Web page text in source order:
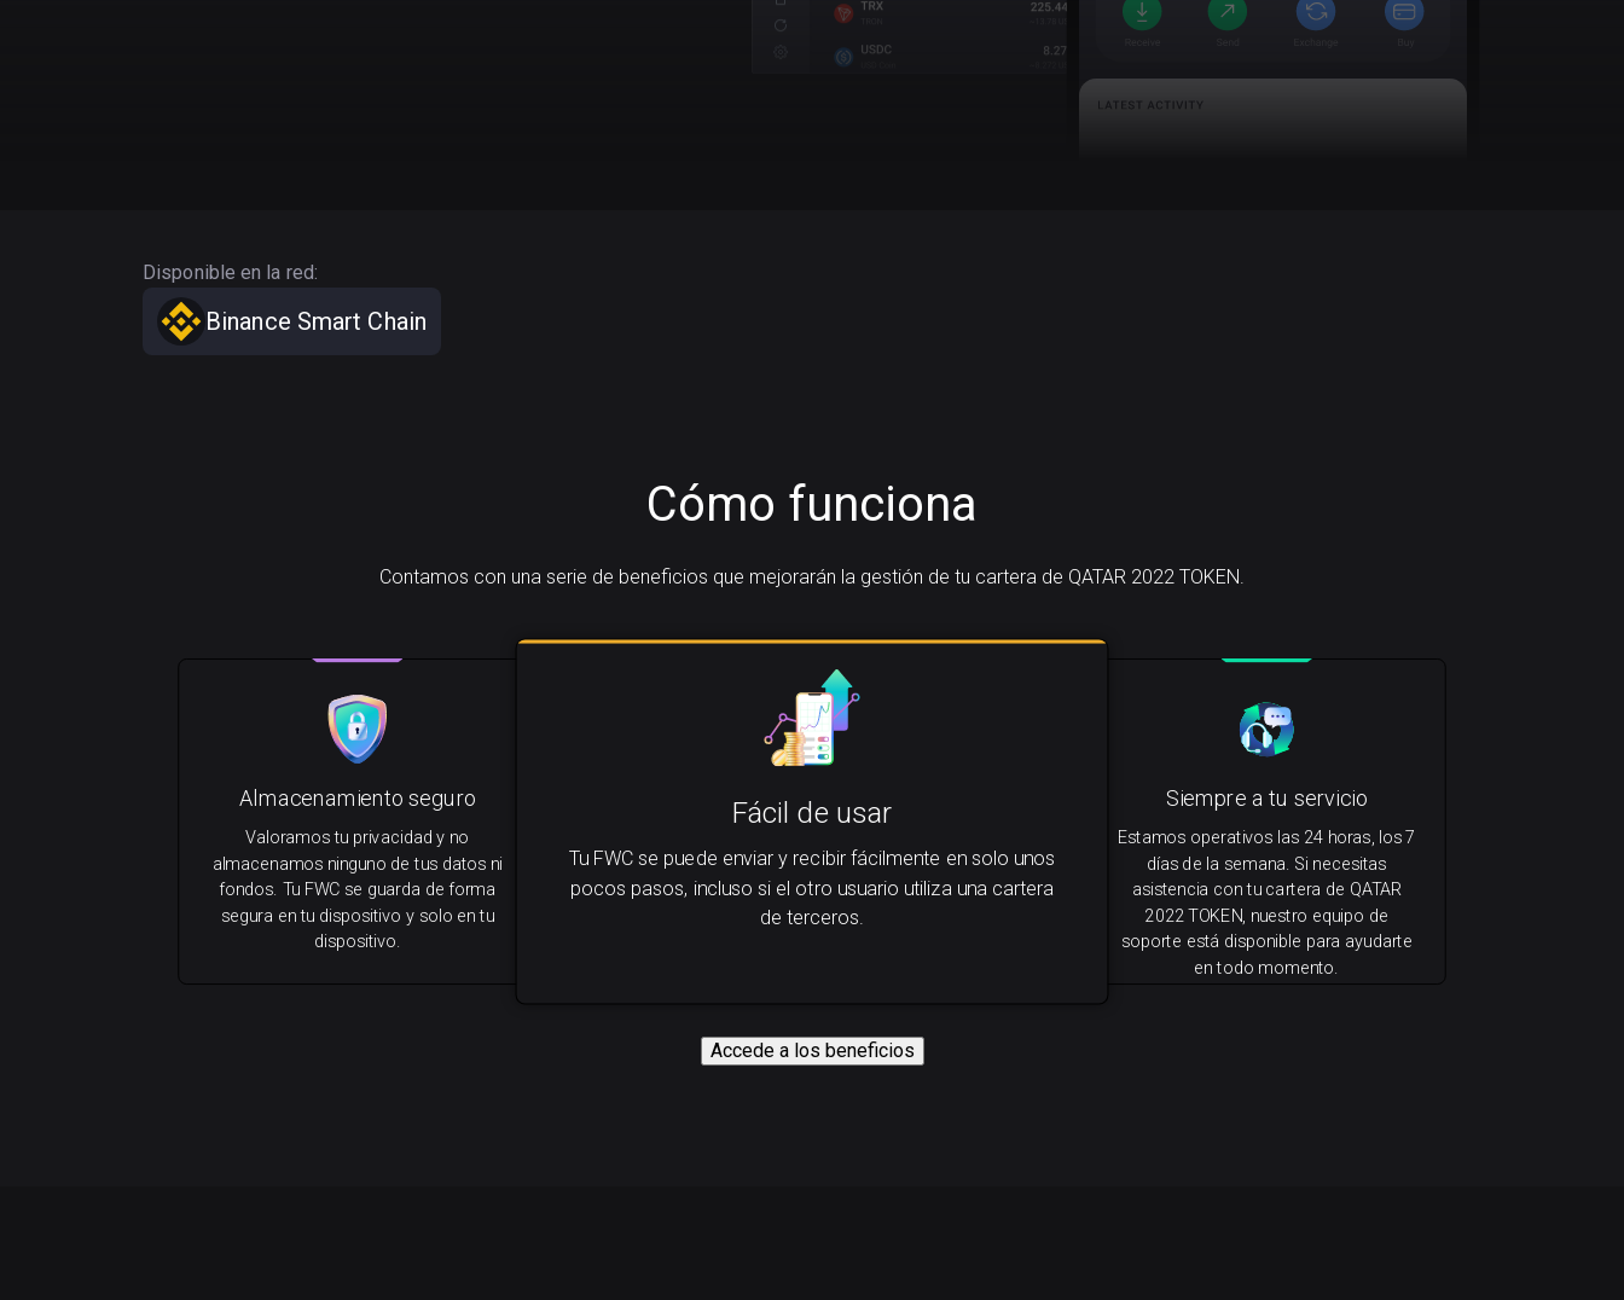
Disponible en la red:
Binance Smart Chain
Cómo funciona
Contamos con una serie de beneficios que mejorarán la gestión de tu cartera de QATAR 2022 TOKEN.
Fácil de usar
Tu FWC se puede enviar y recibir fácilmente en solo unos
pocos pasos, incluso si el otro usuario utiliza una cartera
de terceros.
Siempre a tu servicio
Estamos operativos las 24 horas, los 7
días de la semana. Si necesitas
asistencia con tu cartera de QATAR
2022 TOKEN, nuestro equipo de
soporte está disponible para ayudarte
en todo momento.
Almacenamiento seguro
Valoramos tu privacidad y no
almacenamos ninguno de tus datos ni
fondos. Tu FWC se guarda de forma
segura en tu dispositivo y solo en tu
dispositivo.
Accede a los beneficios